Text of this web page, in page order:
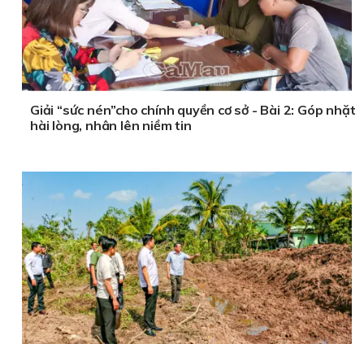
Giải “sức nén”cho chính quyền cơ sở - Bài 2: Góp nhặt
hài lòng, nhân lên niềm tin